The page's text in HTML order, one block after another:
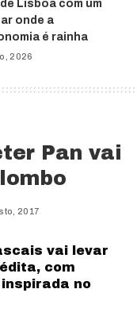
Lisboa com um
onde a
é rainha
2026
Pan vai
2017
vai levar
com
no